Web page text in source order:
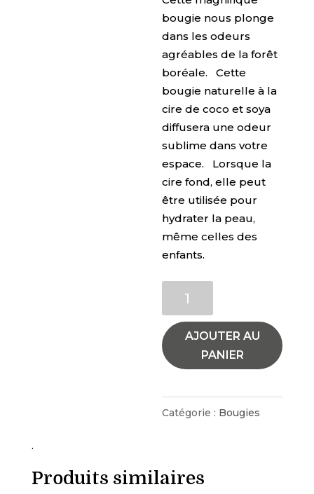
bougie nous plonge
dans les odeurs
agréables de la forêt
boréale. Cette
bougie naturelle à la
cire de coco et soya
diffusera une odeur
sublime dans votre
espace. Lorsque la
cire fond, elle peut
être utilisée pour
hydrater la peau,
même celles des
enfants.
quantité
de
Bougie
forêt
AJOUTER AU
PANIER
Catégorie : Bougies
.
Produits similaires